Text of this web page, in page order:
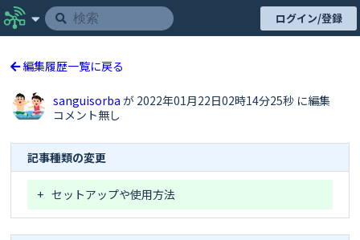
ログイン/登録
編集履歴一覧に戻る
sanguisorbaが 2022年01月22日02時14分25秒 に編集
コメント無し
記事種類の変更
+ セットアップや使用方法